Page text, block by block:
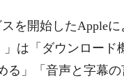
を開始したApple
」は「ダウンロー
る」「音声と字幕